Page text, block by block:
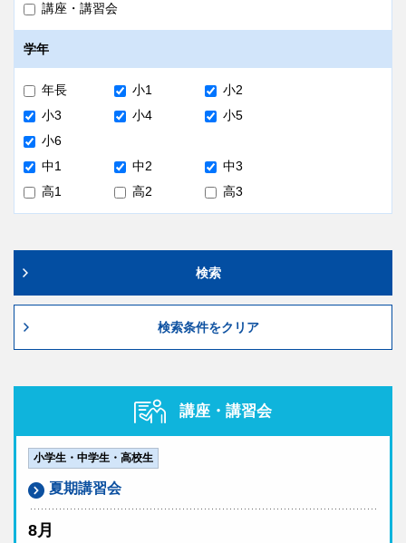
講座・講習会
学年
年長 小1
小2
小3
小4
小5
小6
中1
中2
中3
高1
高2 高3
検索
検索条件をクリア
講座・講習会
小学生・中学生・高校生
夏期講習会
8月